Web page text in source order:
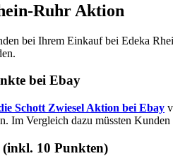
Ruhr Aktion
bei Ihrem Einkauf bei Edeka
bei Ebay
Schott Zwiesel Aktion bei Ebay
Im Vergleich dazu müssten
10 Punkten)